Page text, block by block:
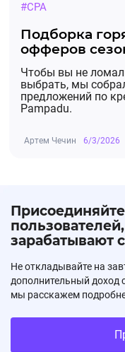
#CPA
Подборка
офферов
Чтобы вы не
выбрать, мы
предложений по
Pampadu.
Артем Чечин 6/3/2026
зарабатывают
Не откладывайте на
дополнительный доход
мы расскажем